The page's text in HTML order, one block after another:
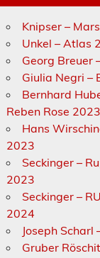
Knipser –
Unkel – Atlas
Georg Breuer
Giulia Negri –
Bernhard
Reben Rose 2023
Hans
2023
Seckinger –
2023
Seckinger –
2024
Joseph Scharl
Gruber